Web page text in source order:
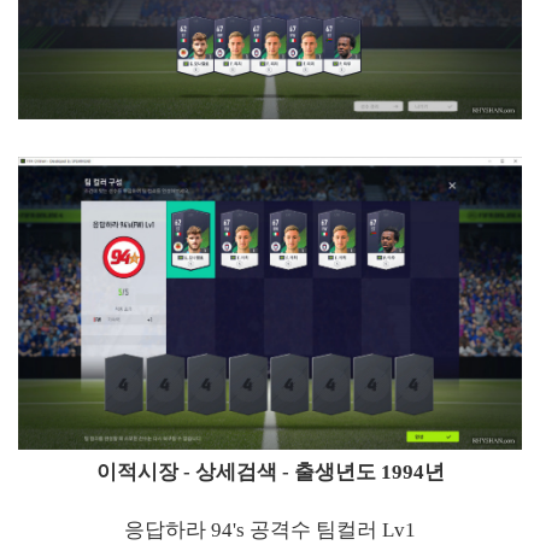
이적시장 - 상세검색 - 출생년도 1994년
응답하라 94's 공격수 팀컬러 Lv1